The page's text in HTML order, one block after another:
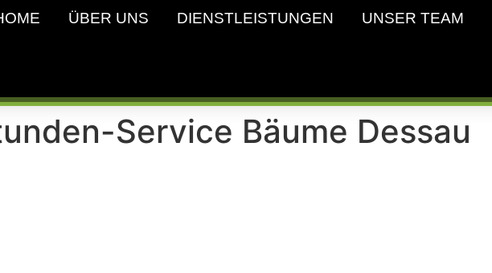
ÜBER UNS DIENSTLEISTUNGEN UNSER TEAM
Service Bäume Dessau